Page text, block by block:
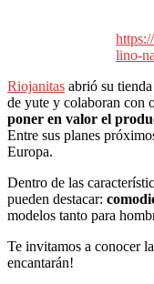
lino-
Riojanitas abrió su
de yute y colaboran con
poner en valor el
Entre sus planes
Europa.
Dentro de las
pueden destacar:
modelos tanto para
Te invitamos a conocer
encantarán!